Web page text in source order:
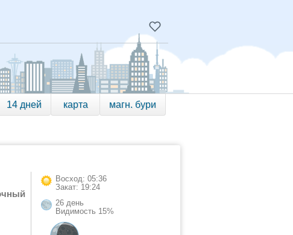
14 дней карта магн. бури
Восход: 05:36
Закат: 19:24
26 день
Видимость 15%